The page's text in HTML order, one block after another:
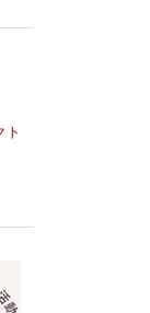
ト